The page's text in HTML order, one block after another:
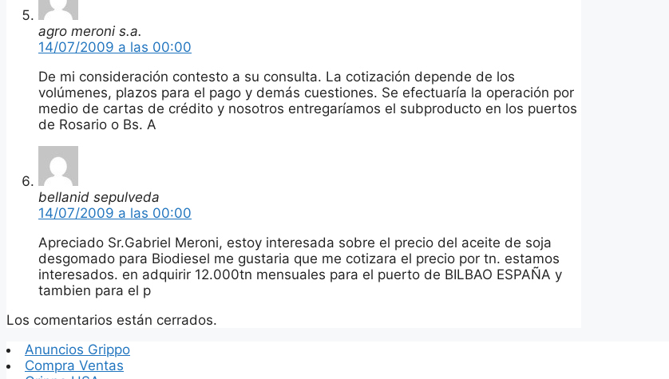
agro meroni s.a.
14/07/2009 a las 00:00
De mi consideración contesto a su consulta. La cotización depende de los
volúmenes, plazos para el pago y demás cuestiones. Se efectuaría la operación por
medio de cartas de crédito y nosotros entregaríamos el subproducto en los puertos
de Rosario o Bs. A
bellanid sepulveda
14/07/2009 a las 00:00
Apreciado Sr.Gabriel Meroni, estoy interesada sobre el precio del aceite de soja
desgomado para Biodiesel me gustaria que me cotizara el precio por tn. estamos
interesados. en adquirir 12.000tn mensuales para el puerto de BILBAO ESPAÑA y
tambien para el p
Los comentarios están cerrados.
Anuncios Grippo
Compra Ventas